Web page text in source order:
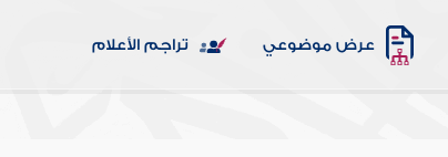
عرض موضوعي تراجم الأعلام